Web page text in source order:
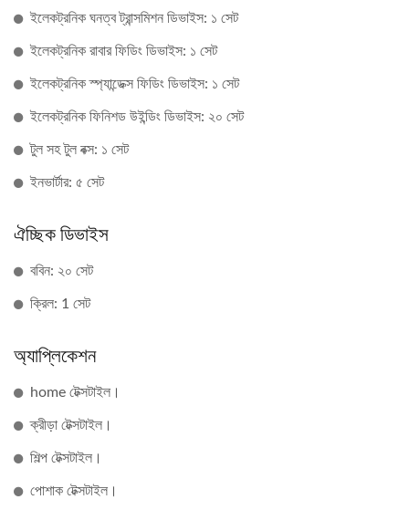
ইলেকট্রনিক ঘনত্ব ট্রান্সমিশন ডিভাইস: ১ সেট
ইলেকট্রনিক রাবার ফিডিং ডিভাইস: ১ সেট
ইলেকট্রনিক স্প্যান্ডেক্স ফিডিং ডিভাইস: ১ সেট
ইলেকট্রনিক ফিনিশড উইন্ডিং ডিভাইস: ২০ সেট
টুল সহ টুল বক্স: ১ সেট
ইনভার্টার: ৫ সেট
ঐচ্ছিক ডিভাইস
ববিন: ২০ সেট
ক্রিল: 1 সেট
অ্যাপ্লিকেশন
home টেক্সটাইল।
ক্রীড়া টেক্সটাইল।
শিল্প টেক্সটাইল।
পোশাক টেক্সটাইল।